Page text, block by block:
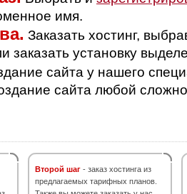
имя.
Заказать хостинг,
заказать установку
сайта у нашего
сайта любой
Второй шаг - заказ хостинга из
предлагаемых тарифных планов.